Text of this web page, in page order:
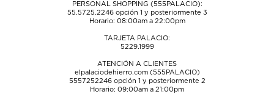
PERSONAL SHOPPING (555PALACIO):
55.5725.2246opción 1 y posteriormente 3
Horario: 08:00am a 22:00pm
TARJETA PALACIO:
5229.1999
ATENCIÓN A CLIENTES
elpalaciodehierro.com (555PALACIO)
5557252246opción 1 y posteriormente 2
Horario: 09:00am a 21:00pm